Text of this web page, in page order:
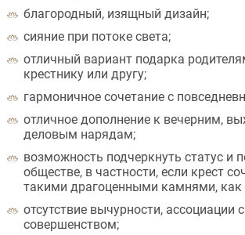
благородный, изящный дизайн;
сияние при потоке света;
отличный вариант подарка
крестнику или другу;
гармоничное сочетание с
отличное дополнение к вечерним,
деловым нарядам;
возможность подчеркнуть статус и
обществе, в частности, если крест
такими драгоценными камнями, как
отсутствие вычурности, ассоциации
совершенством;